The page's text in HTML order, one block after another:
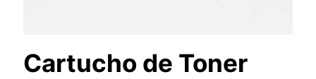
Cartucho de Toner